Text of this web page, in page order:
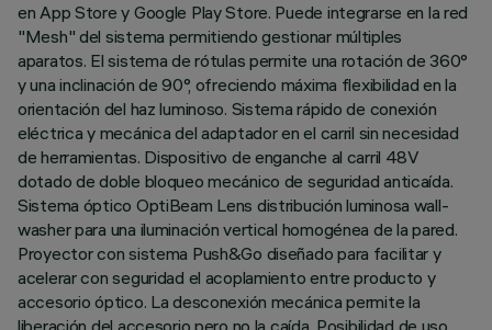
en App Store y Google Play Store. Puede integrarse en la red
"Mesh" del sistema permitiendo gestionar múltiples
aparatos. El sistema de rótulas permite una rotación de 360°
y una inclinación de 90°, ofreciendo máxima flexibilidad en la
orientación del haz luminoso. Sistema rápido de conexión
eléctrica y mecánica del adaptador en el carril sin necesidad
de herramientas. Dispositivo de enganche al carril 48V
dotado de doble bloqueo mecánico de seguridad anticaída.
Sistema óptico OptiBeam Lens distribución luminosa wall-
washer para una iluminación vertical homogénea de la pared.
Proyector con sistema Push&Go diseñado para facilitar y
acelerar con seguridad el acoplamiento entre producto y
accesorio óptico. La desconexión mecánica permite la
liberación del accesorio pero no la caída. Posibilidad de uso